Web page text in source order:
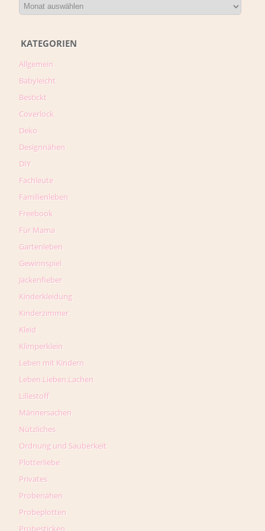
KATEGORIEN
Allgemein
Babyleicht
Bestickt
Coverlock
Deko
Designnähen
DIY
Fachleute
Familienleben
Freebook
Für Mama
Gartenleben
Gewinnspiel
Jackenfieber
Kinderkleidung
Kinderzimmer
Kleid
Klimperklein
Leben mit Kindern
Leben.Lieben.Lachen
Lillestoff
Männersachen
Nützliches
Ordnung und Sauberkeit
Plotterliebe
Privates
Probenähen
Probeplotten
Probesticken